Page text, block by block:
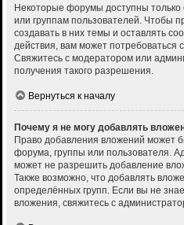
Некоторые форумы доступны
или группам пользователей. Чтобы
создавать в них темы и оставлять
действия, вам может потребоваться
Свяжитесь с модератором или
получения такого разрешения.
Вернуться к началу
Почему я не могу добавлять
Право добавления вложений может
форума, группы или пользователя.
может не разрешить добавление
Также возможно, что добавлять
определённых групп. Если вы не
вложения, свяжитесь с